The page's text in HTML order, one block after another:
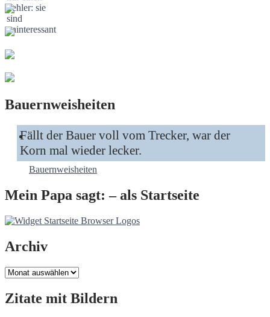
Bauernweisheiten
Fällt der Bauer voll vom Trecker, war der
Korn mal wieder lecker.
Bauernweisheiten
Mein Papa sagt: – als Startseite
Archiv
Archiv
Zitate mit Bildern